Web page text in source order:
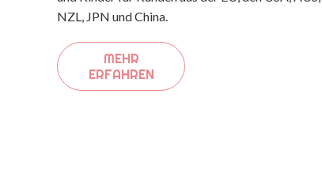
NZL, JPN und China.
MEHR
ERFAHREN